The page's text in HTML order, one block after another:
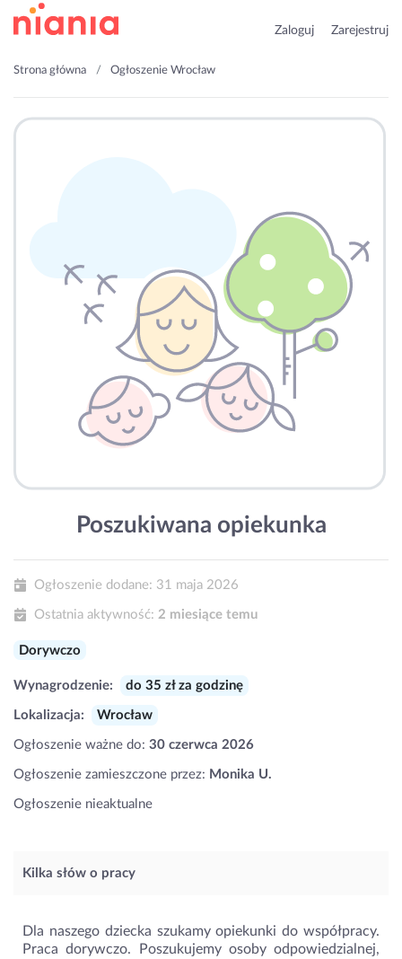
Zaloguj Zarejestruj
Strona główna Ogłoszenie Wrocław
Poszukiwana opiekunka
Ogłoszenie dodane: 31 maja 2026
Ostatnia aktywność: 2 miesiące temu
Dorywczo
Wynagrodzenie: do 35 zł za godzinę
Lokalizacja: Wrocław
Ogłoszenie ważne do: 30 czerwca 2026
Ogłoszenie zamieszczone przez: Monika U.
Ogłoszenie nieaktualne
Kilka słów o pracy
Dla naszego dziecka szukamy opiekunki do współpracy.
Praca dorywczo. Poszukujemy osoby odpowiedzialnej,